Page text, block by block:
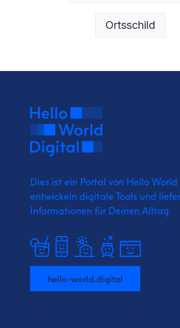
Ortsschild
Dies ist ein Portal von Hello
entwickeln digitale Tools und
Informationen für Deinen Alltag.
hello-world.digital